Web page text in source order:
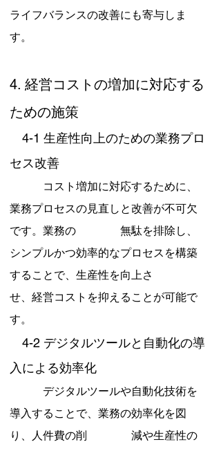
ライフバランスの改善にも寄与しま
す。
4. 経営コストの増加に対応する
ための施策
4-1 生産性向上のための業務プロ
セス改善
コスト増加に対応するために、
業務プロセスの見直しと改善が不可欠
です。業務の　　　　無駄を排除し、
シンプルかつ効率的なプロセスを構築
することで、生産性を向上さ
せ、経営コストを抑えることが可能で
す。
4-2 デジタルツールと自動化の導
入による効率化
デジタルツールや自動化技術を
導入することで、業務の効率化を図
り、人件費の削　　　　減や生産性の